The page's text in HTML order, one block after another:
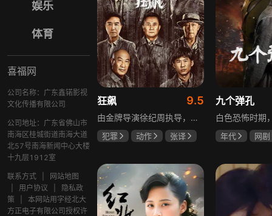
娱乐
体育
喜福网
公司名称：广东鑫锘影视
文化传播有限公司
公司地址：广东省佛山市
南海区桂城街道南海大道
北57号南海新闻中心大楼
十九层1912室
联系方式
网站地图
用户协议
隐私政
策
本网站用字经北大
方正电子有限公司授权许
狂飙 9.5
由金牌导演徐纪周执导，张译、张颂文、李一桐、张志坚、吴刚领衔主演，倪大红、韩童生、李建义特邀主演的中央政法委重点项目。一部扫黑除恶坚决斗争的回忆录，横跨20年的群像叙事全景式展现时代变迁下的黑白较量与复杂人性。
犯罪 动作
张译
九个弹孔
年代
网剧